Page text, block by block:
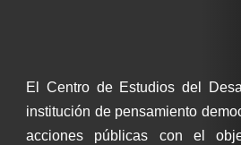
El Centro de Estudios del
institución de pensamiento
acciones públicas con el